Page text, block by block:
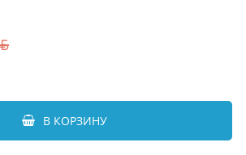
В КОРЗИНУ